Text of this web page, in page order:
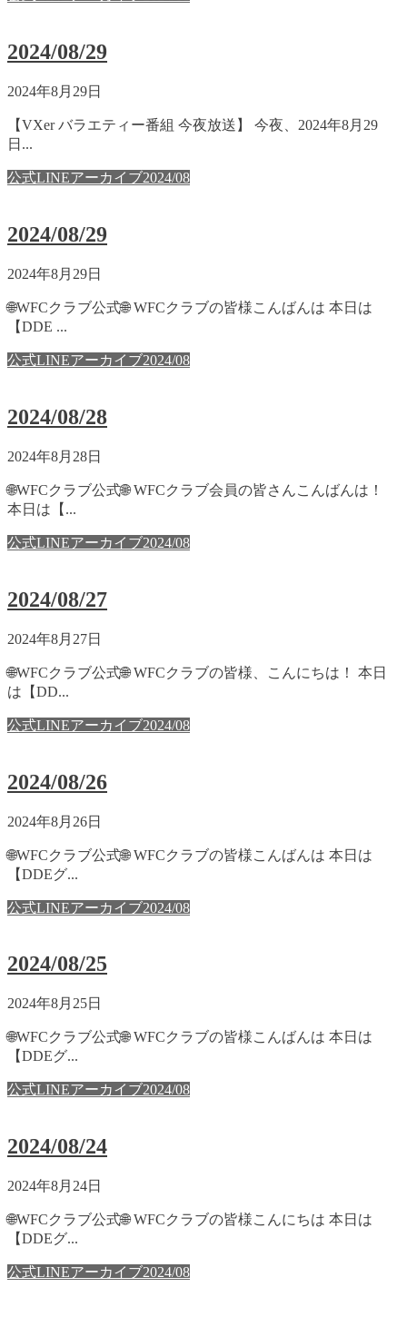
2024/08/29
2024年8月29日
【VXer バラエティー番組 今夜放送】 今夜、2024年8月29
日...
公式LINEアーカイブ2024/08
2024/08/29
2024年8月29日
🌐WFCクラブ公式🌐 WFCクラブの皆様こんばんは 本日は
【DDE ...
公式LINEアーカイブ2024/08
2024/08/28
2024年8月28日
🌐WFCクラブ公式🌐 WFCクラブ会員の皆さんこんばんは！
本日は【...
公式LINEアーカイブ2024/08
2024/08/27
2024年8月27日
🌐WFCクラブ公式🌐 WFCクラブの皆様、こんにちは！ 本日
は【DD...
公式LINEアーカイブ2024/08
2024/08/26
2024年8月26日
🌐WFCクラブ公式🌐 WFCクラブの皆様こんばんは 本日は
【DDEグ...
公式LINEアーカイブ2024/08
2024/08/25
2024年8月25日
🌐WFCクラブ公式🌐 WFCクラブの皆様こんばんは 本日は
【DDEグ...
公式LINEアーカイブ2024/08
2024/08/24
2024年8月24日
🌐WFCクラブ公式🌐 WFCクラブの皆様こんにちは 本日は
【DDEグ...
公式LINEアーカイブ2024/08